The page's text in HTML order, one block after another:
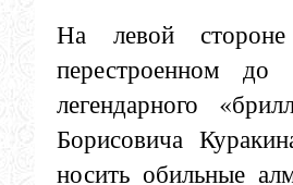
На левой
перестроенном до
легендарного
Борисовича
носить обильные